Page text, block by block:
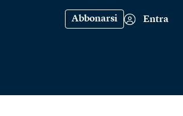
Abbonarsi Entra